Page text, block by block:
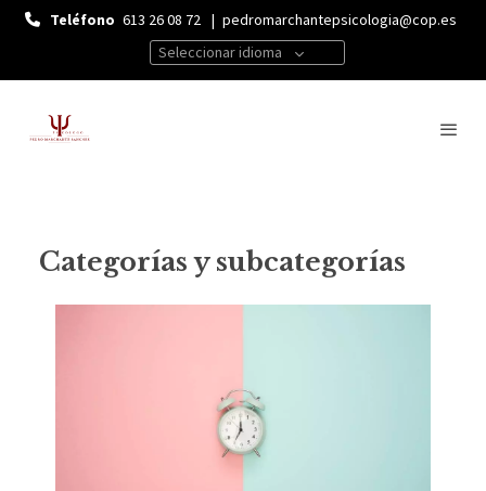
Teléfono 613 26 08 72 | pedromarchantepsicologia@cop.es
Seleccionar idioma
Categorías y subcategorías